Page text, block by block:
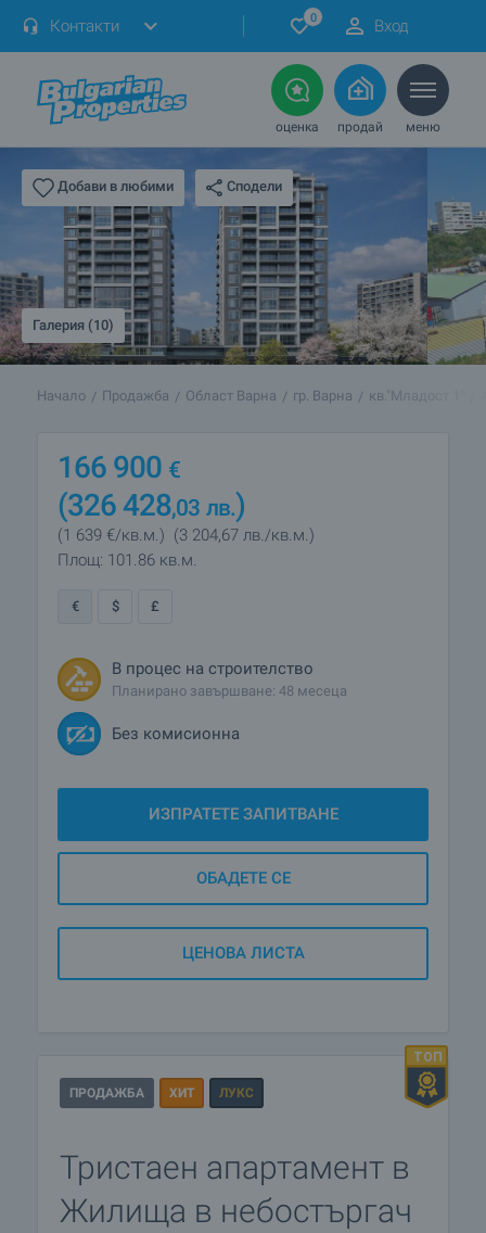
Контакти 0 Вход
оценка продай меню
Добави в любими Сподели
Галерия (10)
Начало Продажба Област Варна гр. Варна кв."Младост 1"
166 900 €
(326 428,03 лв.)
(1 639 €/кв.м.) (3 204,67 лв./кв.м.)
Площ: 101.86 кв.м.
€ $ £
В процес на строителство
Планирано завършване: 48 месеца
Без комисионна
ИЗПРАТЕТЕ ЗАПИТВАНЕ
ОБАДЕТЕ СЕ
ЦЕНОВА ЛИСТА
ПРОДАЖБА ХИТ ЛУКС
Тристаен апартамент в
Жилища в небостъргач